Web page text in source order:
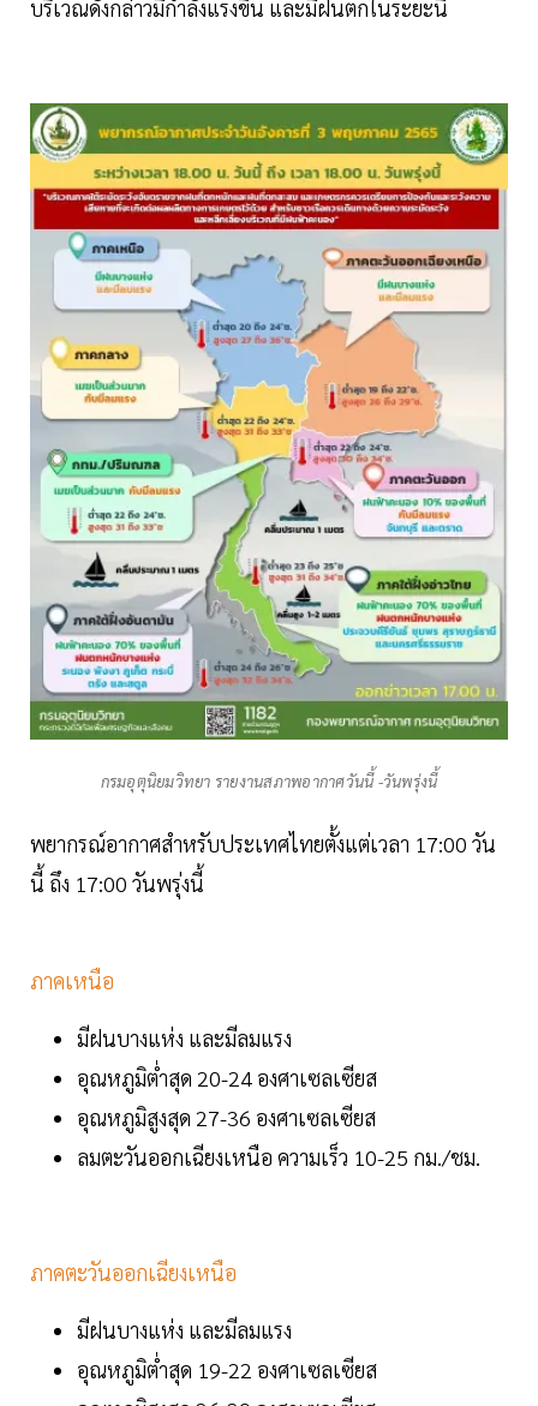
บริเวณดังกล่าวมีกำลังแรงขึ้น และมีฝนตกในระยะนี้
กรมอุตุนิยมวิทยา รายงานสภาพอากาศวันนี้ -วันพรุ่งนี้
พยากรณ์อากาศสำหรับประเทศไทยตั้งแต่เวลา 17:00 วัน
นี้ ถึง 17:00 วันพรุ่งนี้
ภาคเหนือ
มีฝนบางแห่ง และมีลมแรง
อุณหภูมิต่ำสุด 20-24 องศาเซลเซียส
อุณหภูมิสูงสุด 27-36 องศาเซลเซียส
ลมตะวันออกเฉียงเหนือ ความเร็ว 10-25 กม./ชม.
ภาคตะวันออกเฉียงเหนือ
มีฝนบางแห่ง และมีลมแรง
อุณหภูมิต่ำสุด 19-22 องศาเซลเซียส